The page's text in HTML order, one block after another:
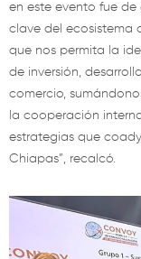
en este evento fue
clave del ecosistema
que nos permita la
de inversión,
comercio,
la cooperación
estrategias que
Chiapas”, recalcó.